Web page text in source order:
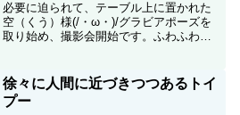
必要に迫られて、テーブル上に置かれた
空（くう）様(/・ω・)/グラビアポーズを
取り始め、撮影会開始です。ふわふわ毎
徐々に人間に近づきつつあるトイ
プー